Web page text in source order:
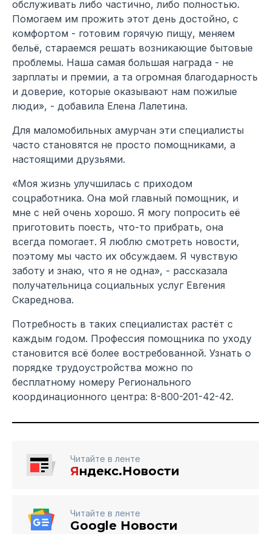
обслуживать либо частично, либо полностью.
Помогаем им прожить этот день достойно, с
комфортом - готовим горячую пищу, меняем
бельё, стараемся решать возникающие бытовые
проблемы. Наша самая большая награда - не
зарплаты и премии, а та огромная благодарность
и доверие, которые оказывают нам пожилые
люди», - добавила Елена Лалетина.
Для маломобильных амурчан эти специалисты
часто становятся не просто помощниками, а
настоящими друзьями.
«Моя жизнь улучшилась с приходом
соцработника. Она мой главный помощник, и
мне с ней очень хорошо. Я могу попросить её
приготовить поесть, что-то прибрать, она
всегда помогает. Я люблю смотреть новости,
поэтому мы часто их обсуждаем. Я чувствую
заботу и знаю, что я не одна», - рассказала
получательница социальных услуг Евгения
Скареднова.
Потребность в таких специалистах растёт с
каждым годом. Профессия помощника по уходу
становится всё более востребованной. Узнать о
порядке трудоустройства можно по
бесплатному номеру Регионального
координационного центра: 8-800-201-42-42.
Читайте в ленте
Яндекс.Новости
Читайте в ленте
Google Новости